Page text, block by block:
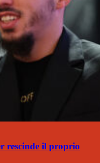
rescinde il proprio